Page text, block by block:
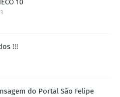
10
!!!
do Portal São Felipe